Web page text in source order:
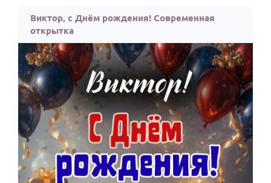
Виктор, с Днём рождения! Современная
открытка